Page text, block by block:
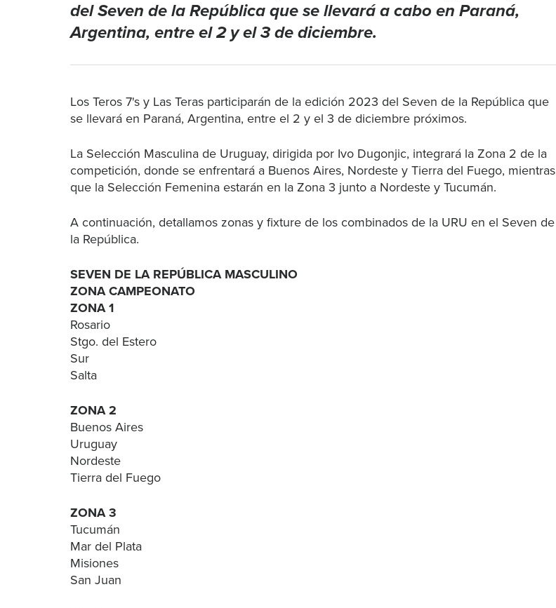
del Seven de la República que se llevará a cabo en Paraná,
Argentina, entre el 2 y el 3 de diciembre.
Los Teros 7's y Las Teras participarán de la edición 2023 del Seven de la República que
se llevará en Paraná, Argentina, entre el 2 y el 3 de diciembre próximos.
La Selección Masculina de Uruguay, dirigida por Ivo Dugonjic, integrará la Zona 2 de la
competición, donde se enfrentará a Buenos Aires, Nordeste y Tierra del Fuego, mientras
que la Selección Femenina estarán en la Zona 3 junto a Nordeste y Tucumán.
A continuación, detallamos zonas y fixture de los combinados de la URU en el Seven de
la República.
SEVEN DE LA REPÚBLICA MASCULINO
ZONA CAMPEONATO
ZONA 1
Rosario
Stgo. del Estero
Sur
Salta
ZONA 2
Buenos Aires
Uruguay
Nordeste
Tierra del Fuego
ZONA 3
Tucumán
Mar del Plata
Misiones
San Juan